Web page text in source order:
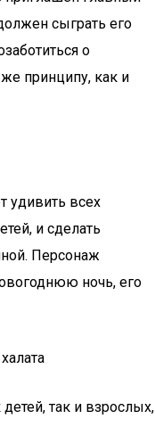
сыграть его
о
принципу, как и
удивить всех
и сделать
Персонаж
ночь, его
так и взрослых,